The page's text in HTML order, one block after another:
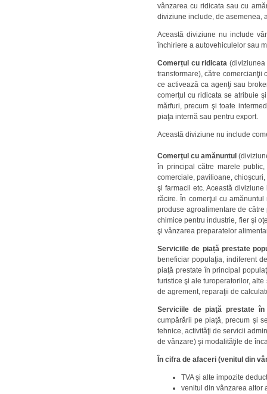
vânzarea cu ridicata sau cu
diviziune include, de asemenea,
Această diviziune nu include
închiriere a autovehiculelor sau
Comerțul cu ridicata (diviziunea
transformare), către
ce activează ca agenţi sau
comerţul cu ridicata se atribuie
mărfuri, precum şi toate
piaţa internă sau pentru export.
Această diviziune nu include
Comerţul cu amănuntul
în principal către marele
comerciale, pavilioane,
şi farmacii etc. Această
răcire. În comerţul cu
produse agroalimentare de
chimice pentru industrie, fier şi
şi vânzarea preparatelor
Serviciile de piață prestate
beneficiar populaţia, indiferent
piaţă prestate în principal
turistice şi ale turoperatorilor,
de agrement, reparaţii de
Serviciile de piaţă prestate în
cumpărării pe piaţă, precum și
tehnice, activităţi de servicii
de vânzare) şi modalităţile de
În cifra de afaceri (venitul din
TVA și alte impozite
venitul din vânzarea altor